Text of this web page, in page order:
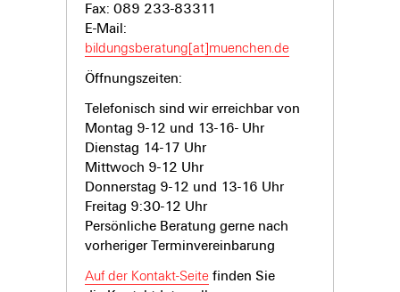
Fax: 089 233-83311
E-Mail:
bildungsberatung[at]muenchen.de
Öffnungszeiten:
Telefonisch sind wir erreichbar von
Montag 9-12 und 13-16- Uhr
Dienstag 14-17 Uhr
Mittwoch 9-12 Uhr
Donnerstag 9-12 und 13-16 Uhr
Freitag 9:30-12 Uhr
Persönliche Beratung gerne nach
vorheriger Terminvereinbarung
Auf der Kontakt-Seite finden Sie